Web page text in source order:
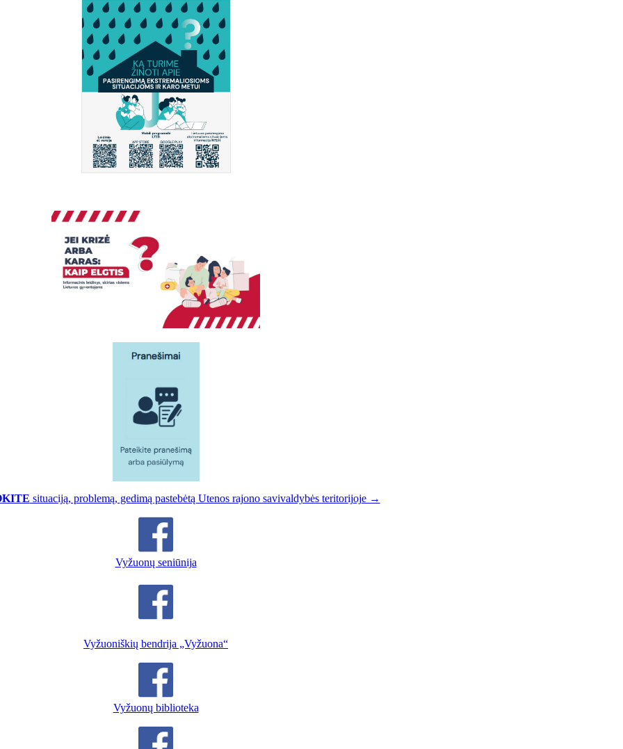
situaciją, problemą, gedimą pastebėtą Utenos rajono savivaldybės teritorijoje →
Vyžuonų seniūnija
Vyžuoniškių bendrija „Vyžuona“
Vyžuonų biblioteka